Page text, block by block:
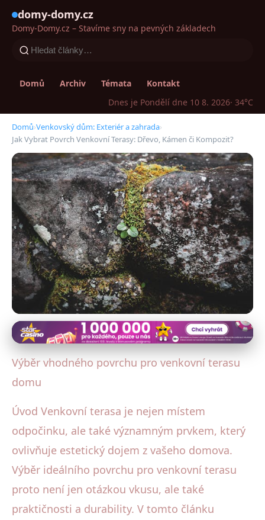
domy-domy.cz
Domy-Domy.cz – Stavíme sny na pevných základech
Domů Archiv Témata
Kontakt
Dnes je Pondělí dne 10 8. 2026· 34°C
Domů›Venkovský dům: Exteriér a zahrada›
Jak Vybrat Povrch Venkovní Terasy: Dřevo, Kámen či Kompozit?
Venkovský dům: Exteriér a zahrada
Jak Vybrat Povrch Venkovní
Terasy: Dřevo, Kámen či
Kompozit?
18. 9. 2025· 4 min čtení · Autor: Michaela Kratochvílová
Výběr vhodného povrchu pro venkovní terasu
domu
Úvod Venkovní terasa je nejen místem
odpočinku, ale také významným prvkem, který
ovlivňuje estetický dojem z vašeho domova.
Výběr ideálního povrchu pro venkovní terasu
proto není jen otázkou vkusu, ale také
praktičnosti a durability. V tomto článku